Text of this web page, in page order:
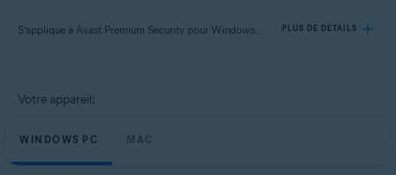
S’applique à Avast Premium Security pour Windows, VPN Avast SecureLine pour Windows, Avast Cleanup Premium pour Windows, Avast AntiTrack pour Windows, Avast Premium Security pour Mac, VPN Avast SecureLine pour Mac, Avast Cleanup Premium pour Mac, Avast AntiTrack pour Mac PLUS DE DÉTAILS
Produits:
VPN Avast SecureLine 5.x pour Windows
Avast AntiTrack 5.x pour Windows
Votre appareil:
WINDOWS PC MAC